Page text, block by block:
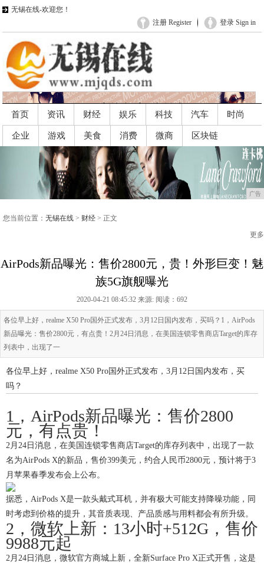
无锡在线-欢迎您！
登录 Sign in
注册 Register
首页 资讯 财经 娱乐 科技 汽车 时尚
企业 游戏 美食 消费 微商 区块链
广告
您当前位置： 无锡在线 > 财经 > 正文
更多
AirPods新品曝光：售价2800元，贵！外形巨变！魅
族5G旗舰曝光
2020-04-21 08:45:32 来源: 阅读：692
各位早上好，realme X50 Pro国外正式发布，3月12日国内发布，买吗？1，AirPods
新品曝光：售价2800元，有点贵！2月24日消息，在美国连锁零售商店Target的库存
列表中，出现了一
各位早上好，realme X50 Pro国外正式发布，3月12日国内发布，买
吗？
1，AirPods新品曝光：售价2800
元，有点贵！
2月24日消息，在美国连锁零售商店Target的库存列表中，出现了一款
名为AirPods X的新品，售价399美元，约合人民币2800元，预计将于3
月苹果春季发布会上公布。
据悉，AirPods X是一款头戴式耳机，并有极大可能支持降噪功能，同
时考虑到价格的提升，其音质表现、产品质感与用料都会有所升级。
2，微软上新：13小时+512G，售价
9988元起
2月24日消息，微软官方商城上新，全新Surface Pro X正式开售，这是